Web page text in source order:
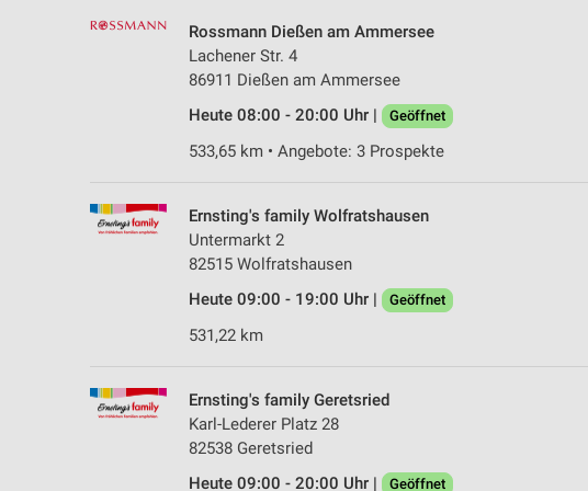
Rossmann Dießen am Ammersee
Lachener Str. 4
86911 Dießen am Ammersee
Heute 08:00 - 20:00 Uhr |
Geöffnet
533,65 km • Angebote: 3 Prospekte
Ernsting's family Wolfratshausen
Untermarkt 2
82515 Wolfratshausen
Heute 09:00 - 19:00 Uhr |
Geöffnet
531,22 km
Ernsting's family Geretsried
Karl-Lederer Platz 28
82538 Geretsried
Heute 09:00 - 20:00 Uhr |
Geöffnet